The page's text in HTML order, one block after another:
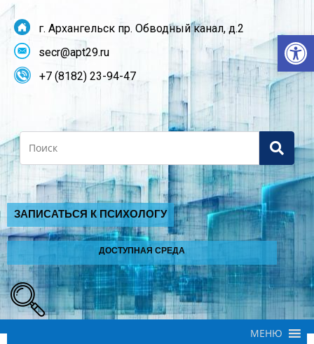
г. Архангельск пр. Обводный канал, д.2
secr@apt29.ru
+7 (8182) 23-94-47
Search
ЗАПИСАТЬСЯ К ПСИХОЛОГУ
ДОСТУПНАЯ СРЕДА
МЕНЮ